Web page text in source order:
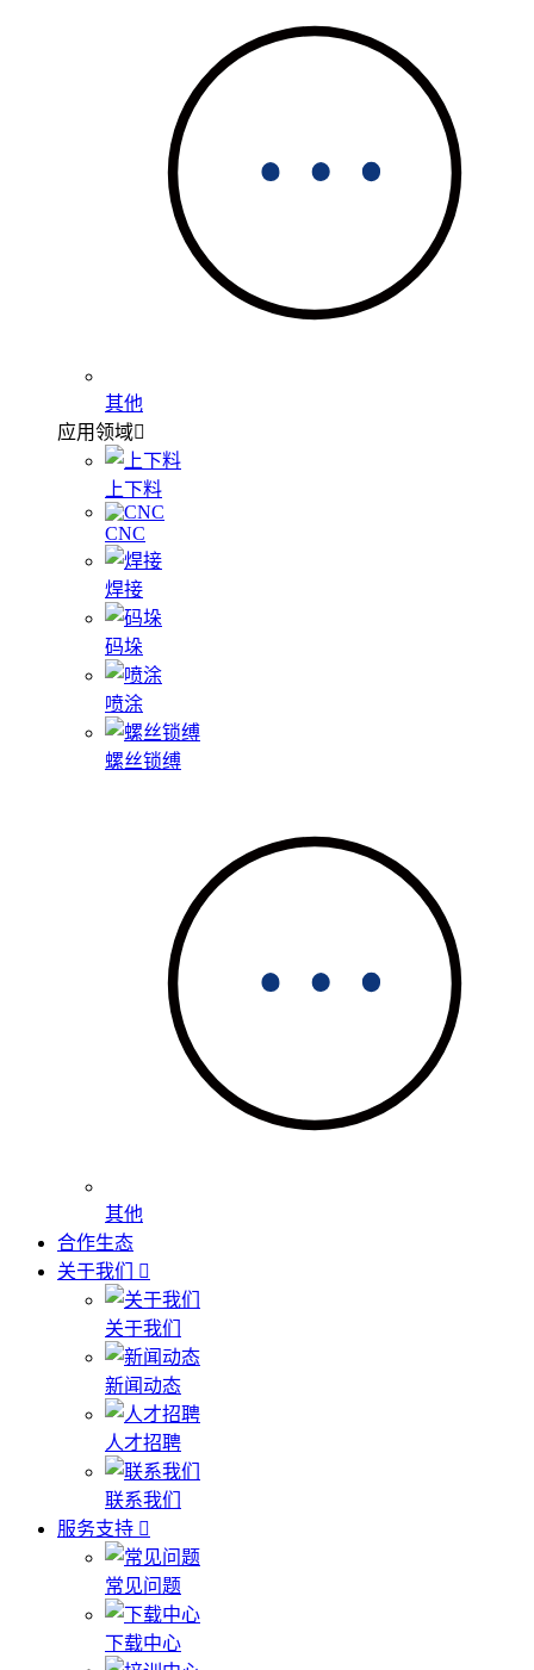
其他
应用领域
上下料
CNC
焊接
码垛
喷涂
螺丝锁缚
其他
合作生态
关于我们
关于我们
新闻动态
人才招聘
联系我们
服务支持
常见问题
下载中心